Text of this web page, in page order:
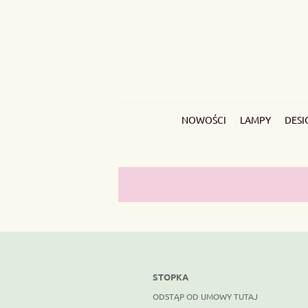
NOWOŚCI LAMPY
STOPKA
ODSTĄP OD UMOWY TUTAJ